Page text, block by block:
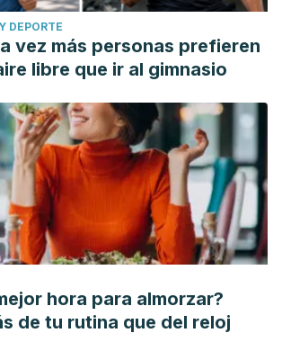
DEPORTE
vez más personas prefieren
libre que ir al gimnasio
hora para almorzar?
de tu rutina que del reloj